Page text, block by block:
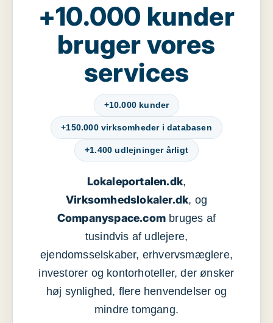
+10.000 kunder
bruger vores
services
+10.000 kunder
+150.000 virksomheder i databasen
+1.400 udlejninger årligt
Lokaleportalen.dk,
Virksomhedslokaler.dk, og
Companyspace.com bruges af
tusindvis af udlejere,
ejendomsselskaber, erhvervsmæglere,
investorer og kontorhoteller, der ønsker
høj synlighed, flere henvendelser og
mindre tomgang.